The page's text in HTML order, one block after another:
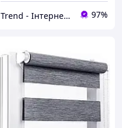
Trend - Інтернет-магазин Рулонних Штор 97%